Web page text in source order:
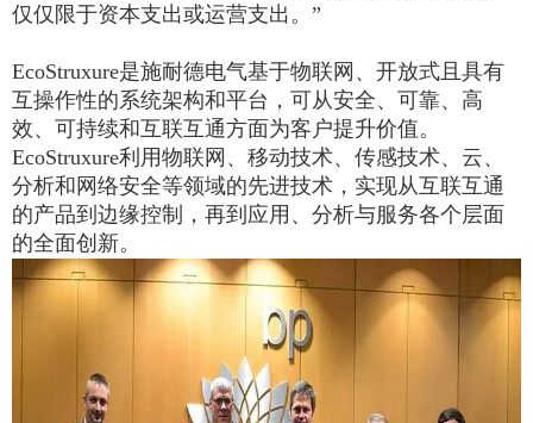
仅仅限于资本支出或运营支出。”
EcoStruxure是施耐德电气基于物联网、开放式且具有
互操作性的系统架构和平台，可从安全、可靠、高
效、可持续和互联互通方面为客户提升价值。
EcoStruxure利用物联网、移动技术、传感技术、云、
分析和网络安全等领域的先进技术，实现从互联互通
的产品到边缘控制，再到应用、分析与服务各个层面
的全面创新。